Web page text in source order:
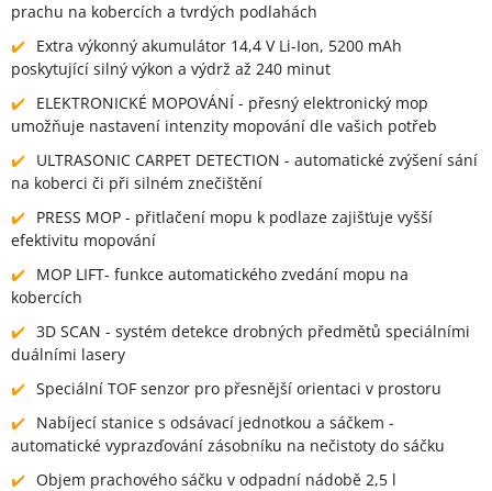
prachu na kobercích a tvrdých podlahách
Extra výkonný akumulátor 14,4 V Li-Ion, 5200 mAh
poskytující silný výkon a výdrž až 240 minut
ELEKTRONICKÉ MOPOVÁNÍ - přesný elektronický mop
umožňuje nastavení intenzity mopování dle vašich potřeb
ULTRASONIC CARPET DETECTION - automatické zvýšení sání
na koberci či při silném znečištění
PRESS MOP - přitlačení mopu k podlaze zajišťuje vyšší
efektivitu mopování
MOP LIFT- funkce automatického zvedání mopu na
kobercích
3D SCAN - systém detekce drobných předmětů speciálními
duálními lasery
Speciální TOF senzor pro přesnější orientaci v prostoru
Nabíjecí stanice s odsávací jednotkou a sáčkem -
automatické vyprazďování zásobníku na nečistoty do sáčku
Objem prachového sáčku v odpadní nádobě 2,5 l